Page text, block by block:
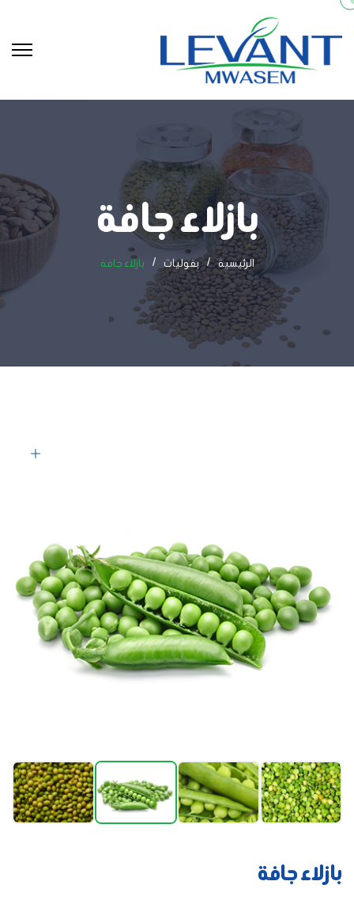
بازلاء جافة
الرئيسية بقوليات بازلاء جافة
بازلاء جافة